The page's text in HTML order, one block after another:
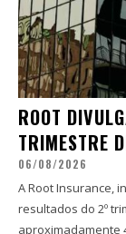
ROOT
TRIMESTRE
06/08/2026
A Root Insurance,
resultados do 2º
aproximadamente